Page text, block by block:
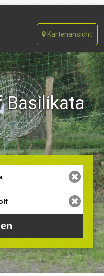
Kartenansicht
Basilikata